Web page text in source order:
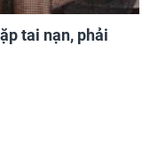
tai nạn, phải